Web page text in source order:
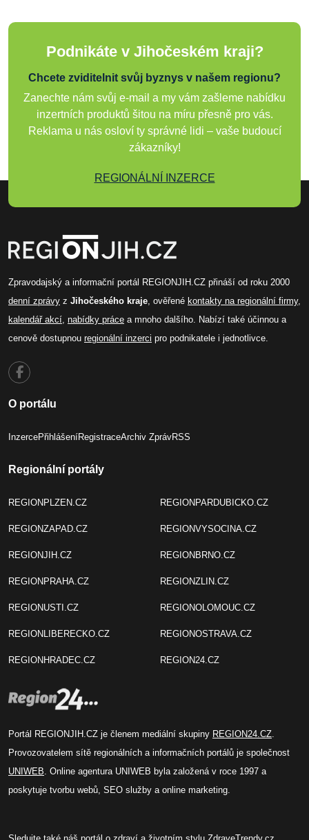
Podnikáte v Jihočeském kraji?
Chcete zviditelnit svůj byznys v našem regionu?
Zanechte nám svůj e-mail a my vám zašleme nabídku
inzertních produktů šitou na míru přesně pro vás.
Reklama u nás osloví ty správné lidi – vaše budoucí
zákazníky!
REGIONÁLNÍ INZERCE
Zpravodajský a informační portál REGIONJIH.CZ přináší od roku 2000
denní zprávy z Jihočeského kraje, ověřené kontakty na regionální firmy,
kalendář akcí, nabídky práce a mnoho dalšího. Nabízí také účinnou a
cenově dostupnou regionální inzerci pro podnikatele i jednotlivce.
O portálu
InzercePřihlášeníRegistraceArchiv ZprávRSS
Regionální portály
REGIONPLZEN.CZ
REGIONZAPAD.CZ
REGIONJIH.CZ
REGIONPRAHA.CZ
REGIONUSTI.CZ
REGIONLIBERECKO.CZ
REGIONHRADEC.CZ
REGIONPARDUBICKO.CZ
REGIONVYSOCINA.CZ
REGIONBRNO.CZ
REGIONZLIN.CZ
REGIONOLOMOUC.CZ
REGIONOSTRAVA.CZ
REGION24.CZ
Portál REGIONJIH.CZ je členem mediální skupiny REGION24.CZ.
Provozovatelem sítě regionálních a informačních portálů je společnost
UNIWEB. Online agentura UNIWEB byla založená v roce 1997 a
poskytuje tvorbu webů, SEO služby a online marketing.